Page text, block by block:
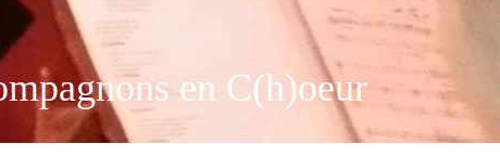
en C(h)oeur